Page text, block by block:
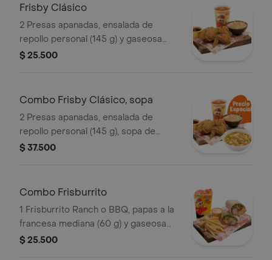
Frisby Clásico
2 Presas apanadas, ensalada de
repollo personal (145 g) y gaseosa
(325 ml)
$ 25.500
Combo Frisby Clásico, sopa
2 Presas apanadas, ensalada de
repollo personal (145 g), sopa de
verduras, ajiaquillo o consomé (350 g)
$ 37.500
Combo Frisburrito
1 Frisburrito Ranch o BBQ, papas a la
francesa mediana (60 g) y gaseosa
(325 ml)
$ 25.500